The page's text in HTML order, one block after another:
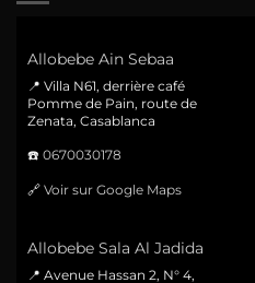
Allobebe Ain Sebaa
📍 Villa N61, derrière café
Pomme de Pain, route de
Zenata, Casablanca
☎️ 0670030178
🔗 Voir sur Google Maps
Allobebe Sala Al Jadida
📍 Avenue Hassan 2, N° 4,